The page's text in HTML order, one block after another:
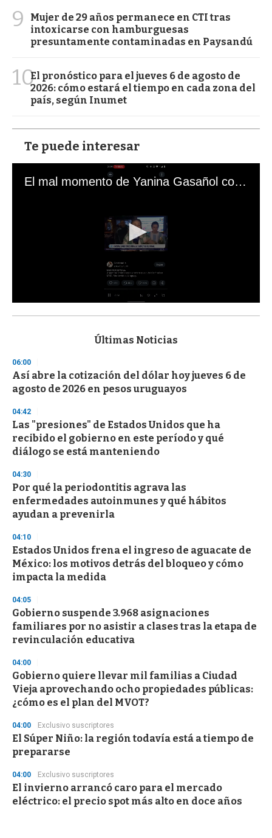
9
Mujer de 29 años permanece en CTI tras
intoxicarse con hamburguesas
presuntamente contaminadas en Paysandú
10El pronóstico para el jueves 6 de agosto de
2026: cómo estará el tiempo en cada zona del
país, según Inumet
Te puede interesar
El mal momento de Yanina Gasañol con un hincha argentino en "Subrayado"
s
d
s
o
f
3
s
c
o
d
s
Últimas Noticias
06:00
Así abre la cotización del dólar hoy jueves 6 de
agosto de 2026 en pesos uruguayos
04:42
Las "presiones" de Estados Unidos que ha
recibido el gobierno en este período y qué
diálogo se está manteniendo
04:30
Por qué la periodontitis agrava las
enfermedades autoinmunes y qué hábitos
ayudan a prevenirla
04:10
Estados Unidos frena el ingreso de aguacate de
México: los motivos detrás del bloqueo y cómo
impacta la medida
04:05
Gobierno suspende 3.968 asignaciones
familiares por no asistir a clases tras la etapa de
revinculación educativa
04:00
Gobierno quiere llevar mil familias a Ciudad
Vieja aprovechando ocho propiedades públicas:
¿cómo es el plan del MVOT?
04:00 Exclusivo suscriptores
El Súper Niño: la región todavía está a tiempo de
prepararse
04:00 Exclusivo suscriptores
El invierno arrancó caro para el mercado
eléctrico: el precio spot más alto en doce años